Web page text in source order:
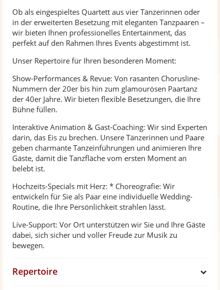
Ob als eingespieltes Quartett aus vier Tänzerinnen oder
in der erweiterten Besetzung mit eleganten Tanzpaaren –
wir bieten Ihnen professionelles Entertainment, das
perfekt auf den Rahmen Ihres Events abgestimmt ist.
Unser Repertoire für Ihren besonderen Moment:
Show-Performances & Revue: Von rasanten Chorusline-
Nummern der 20er bis hin zum glamourösen Paartanz
der 40er Jahre. Wir bieten flexible Besetzungen, die Ihre
Bühne füllen.
Interaktive Animation & Gast-Coaching: Wir sind Experten
darin, das Eis zu brechen. Unsere Tänzerinnen und Paare
geben charmante Tanzeinführungen und animieren Ihre
Gäste, damit die Tanzfläche vom ersten Moment an
belebt ist.
Hochzeits-Specials mit Herz: * Choreografie: Wir
entwickeln für Sie als Paar eine individuelle Wedding-
Routine, die Ihre Persönlichkeit strahlen lässt.
Live-Support: Vor Ort unterstützen wir Sie und Ihre Gäste
dabei, sich sicher und voller Freude zur Musik zu
bewegen.
Repertoire